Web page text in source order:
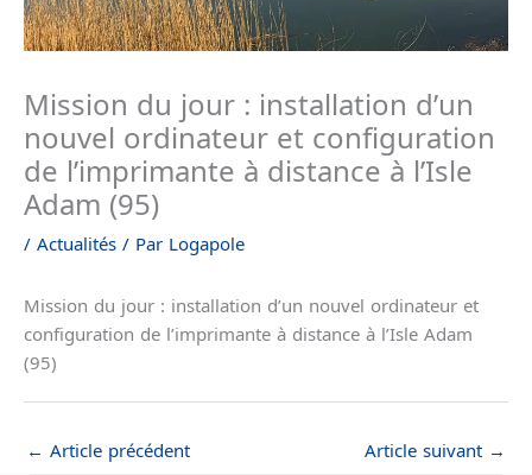
Mission du jour : installation d’un
nouvel ordinateur et configuration
de l’imprimante à distance à l’Isle
Adam (95)
/ Actualités / Par Logapole
Mission du jour : installation d’un nouvel ordinateur et
configuration de l’imprimante à distance à l’Isle Adam
(95)
← Article précédent Article suivant →